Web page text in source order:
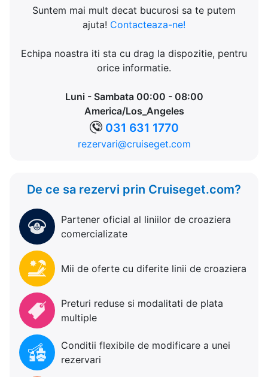
Suntem mai mult decat bucurosi sa te putem
ajuta! Contacteaza-ne!
Echipa noastra iti sta cu drag la dispozitie, pentru
orice informatie.
Luni - Sambata 00:00 - 08:00
America/Los_Angeles
031 631 1770
rezervari@cruiseget.com
De ce sa rezervi prin Cruiseget.com?
Partener oficial al liniilor de croaziera
comercializate
Mii de oferte cu diferite linii de croaziera
Preturi reduse si modalitati de plata
multiple
Conditii flexibile de modificare a unei
rezervari